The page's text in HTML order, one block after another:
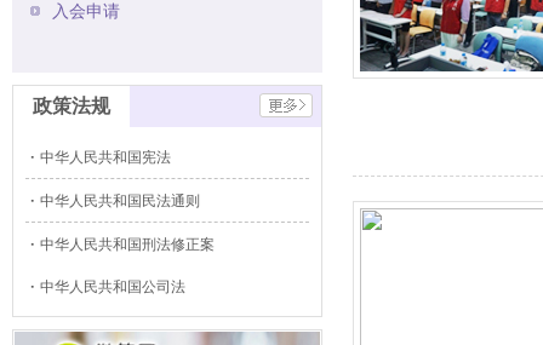
入会申请
政策法规
中华人民共和国宪法
中华人民共和国民法通则
中华人民共和国刑法修正案
中华人民共和国公司法